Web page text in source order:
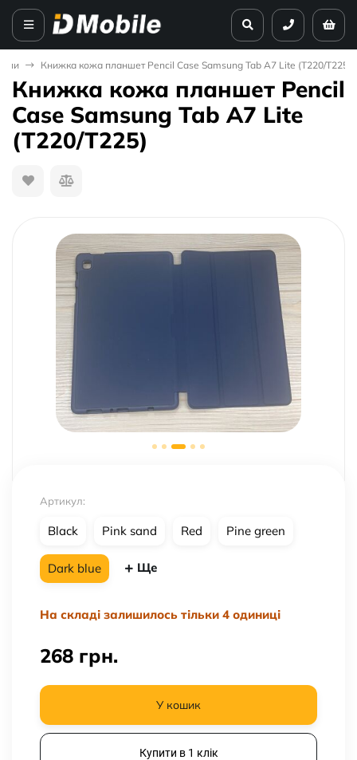
Книжка кожа планшет Pencil Case Samsung Tab A7 Lite (T220/T225)
Книжка кожа планшет Pencil
Case Samsung Tab A7 Lite
(T220/T225)
Артикул:
Black Pink sand Red Pine green
Dark blue Ще
На складі залишилось тільки 4 одиниці
268 грн.
У кошик
Купити в 1 клік